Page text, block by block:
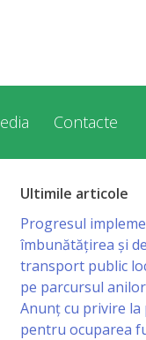
Contacte
Ultimile articole
Progresul
îmbunătățirea și
transport public
pe parcursul
Anunț cu privire
pentru ocuparea